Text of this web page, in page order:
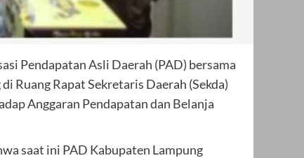
Pendapatan Asli Daerah (PAD) bersama
Ruang Rapat Sekretaris Daerah (Sekda)
Anggaran Pendapatan dan Belanja
saat ini PAD Kabupaten Lampung